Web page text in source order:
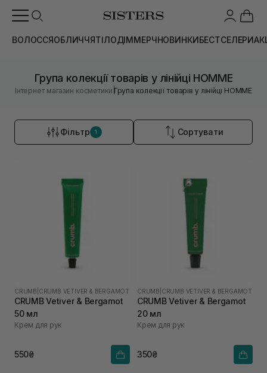
ВОЛОССЯОБЛИЧЧЯТІЛОДІММЕРЧНОВИНКИБЕСТСЕЛЕРИ
Група колекції товарів у лінійці HOMME
Інтернет магазин косметики |Група колекції товарів у лінійці HOMME
Фільтр 1 Сортувати
CRUMB CRUMB VETIVER & BERGAMOT
CRUMB Vetiver & Bergamot
50 мл
Крем для рук
550₴
CRUMB CRUMB VETIVER & BERGAMOT
CRUMB Vetiver & Bergamot
20 мл
Крем для рук
350₴